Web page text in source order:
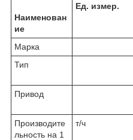
Наименован
ие
Ед. измер.
Марка
Тип
Привод
Производите
льность на 1
т/ч